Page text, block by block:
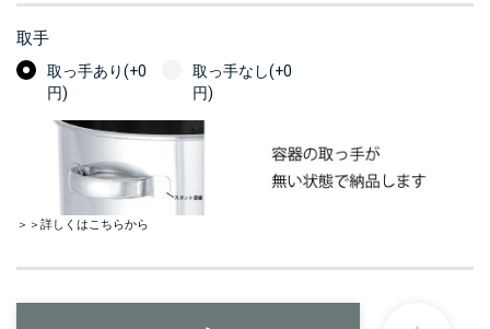
取手
取っ手あり(+0
円)
取っ手なし(+0
円)
＞＞詳しくはこちらから